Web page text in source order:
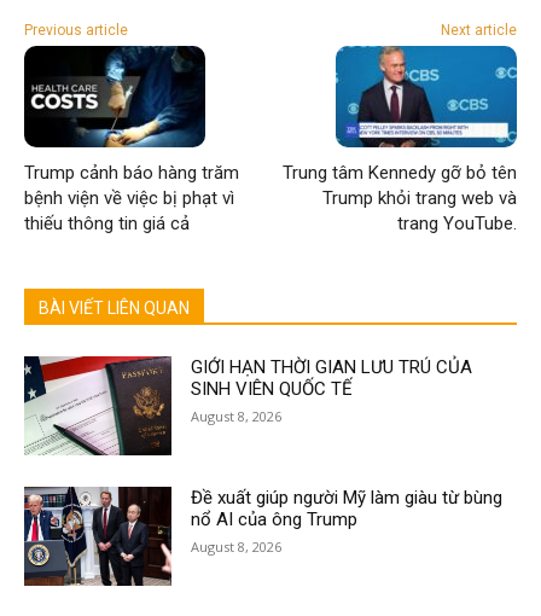
Previous article
Trump cảnh báo hàng trăm
bệnh viện về việc bị phạt vì
thiếu thông tin giá cả
Next article
Trung tâm Kennedy gỡ bỏ tên
Trump khỏi trang web và
trang YouTube.
BÀI VIẾT LIÊN QUAN
GIỚI HẠN THỜI GIAN LƯU TRÚ CỦA
SINH VIÊN QUỐC TẾ
August 8, 2026
Đề xuất giúp người Mỹ làm giàu từ bùng
nổ AI của ông Trump
August 8, 2026